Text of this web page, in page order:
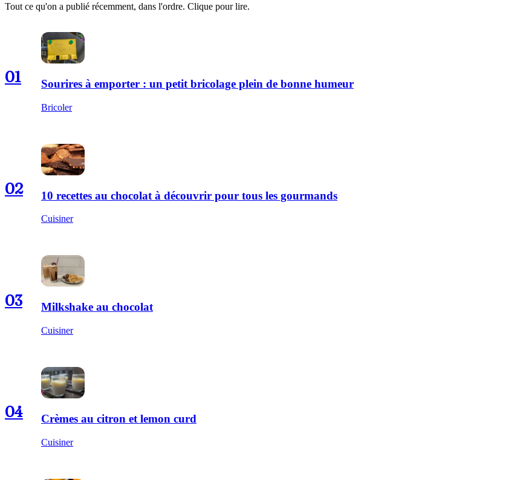
Tout ce qu'on a publié récemment, dans l'ordre. Clique pour lire.
01 Sourires à emporter : un petit bricolage plein de bonne humeur
Bricoler
02 10 recettes au chocolat à découvrir pour tous les gourmands
Cuisiner
03 Milkshake au chocolat
Cuisiner
04 Crèmes au citron et lemon curd
Cuisiner